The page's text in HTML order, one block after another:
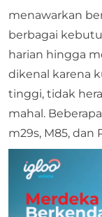
menawarkan
berbagai
harian hingga
dikenal karena
tinggi, tidak
mahal.
m29s, M85, dan